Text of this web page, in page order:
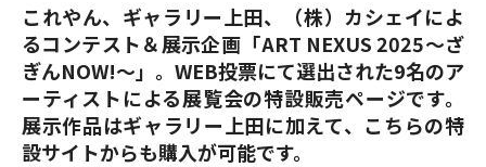
これやん、ギャラリー上田、（株）カシェイによ
るコンテスト＆展示企画「ART NEXUS 2025〜ざ
ぎんNOW!〜」。WEB投票にて選出された9名のア
ーティストによる展覧会の特設販売ページです。
展示作品はギャラリー上田に加えて、こちらの特
設サイトからも購入が可能です。